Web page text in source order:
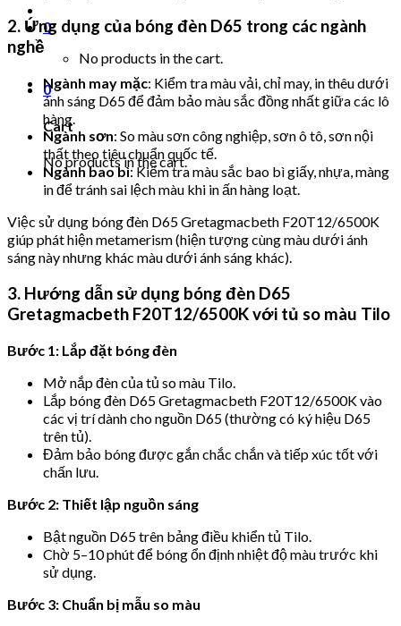
0
No products in the cart.
0
Cart
No products in the cart.
2. Ứng dụng của bóng đèn D65 trong các ngành
nghề
Ngành may mặc: Kiểm tra màu vải, chỉ may, in thêu dưới
ánh sáng D65 để đảm bảo màu sắc đồng nhất giữa các lô
hàng.
Ngành sơn: So màu sơn công nghiệp, sơn ô tô, sơn nội
thất theo tiêu chuẩn quốc tế.
Ngành bao bì: Kiểm tra màu sắc bao bì giấy, nhựa, màng
in để tránh sai lệch màu khi in ấn hàng loạt.
Việc sử dụng bóng đèn D65 Gretagmacbeth F20T12/6500K
giúp phát hiện metamerism (hiện tượng cùng màu dưới ánh
sáng này nhưng khác màu dưới ánh sáng khác).
3. Hướng dẫn sử dụng bóng đèn D65
Gretagmacbeth F20T12/6500K với tủ so màu Tilo
Bước 1: Lắp đặt bóng đèn
Mở nắp đèn của tủ so màu Tilo.
Lắp bóng đèn D65 Gretagmacbeth F20T12/6500K vào
các vị trí dành cho nguồn D65 (thường có ký hiệu D65
trên tủ).
Đảm bảo bóng được gắn chắc chắn và tiếp xúc tốt với
chấn lưu.
Bước 2: Thiết lập nguồn sáng
Bật nguồn D65 trên bảng điều khiển tủ Tilo.
Chờ 5–10 phút để bóng ổn định nhiệt độ màu trước khi
sử dụng.
Bước 3: Chuẩn bị mẫu so màu